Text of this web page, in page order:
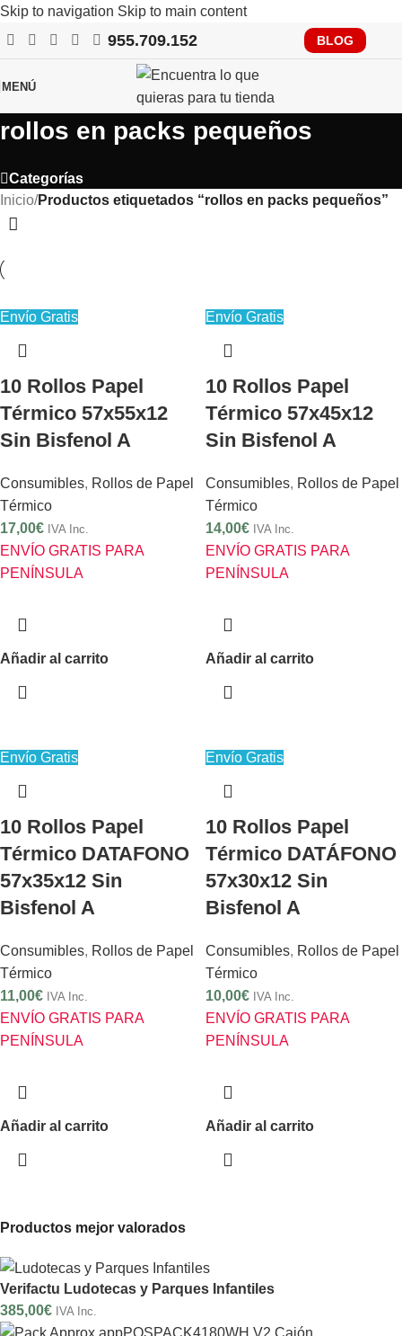
Skip to navigation Skip to main content
RECUERDA QUE PRONTO TENDRÁS QUE CUMPLIR CON
VERIFACTU, CONSÚLTANOS
955.709.152 BLOG
MENÚ
rollos en packs pequeños
Categorías
Productos mejor valorados
Verifactu Ludotecas y Parques Infantiles
385,00€ IVA Inc.
Inicio/Productos etiquetados “rollos en packs pequeños”
Envío Gratis
10 Rollos Papel
Térmico 57x55x12
Sin Bisfenol A
Consumibles, Rollos de Papel
Térmico
17,00€ IVA Inc.
ENVÍO GRATIS PARA
PENÍNSULA
Añadir al carrito
Envío Gratis
10 Rollos Papel
Térmico 57x45x12
Sin Bisfenol A
Consumibles, Rollos de Papel
Térmico
14,00€ IVA Inc.
ENVÍO GRATIS PARA
PENÍNSULA
Añadir al carrito
Envío Gratis
10 Rollos Papel
Térmico DATAFONO
57x35x12 Sin
Bisfenol A
Consumibles, Rollos de Papel
Térmico
11,00€ IVA Inc.
ENVÍO GRATIS PARA
PENÍNSULA
Añadir al carrito
Envío Gratis
10 Rollos Papel
Térmico DATÁFONO
57x30x12 Sin
Bisfenol A
Consumibles, Rollos de Papel
Térmico
10,00€ IVA Inc.
ENVÍO GRATIS PARA
PENÍNSULA
Añadir al carrito